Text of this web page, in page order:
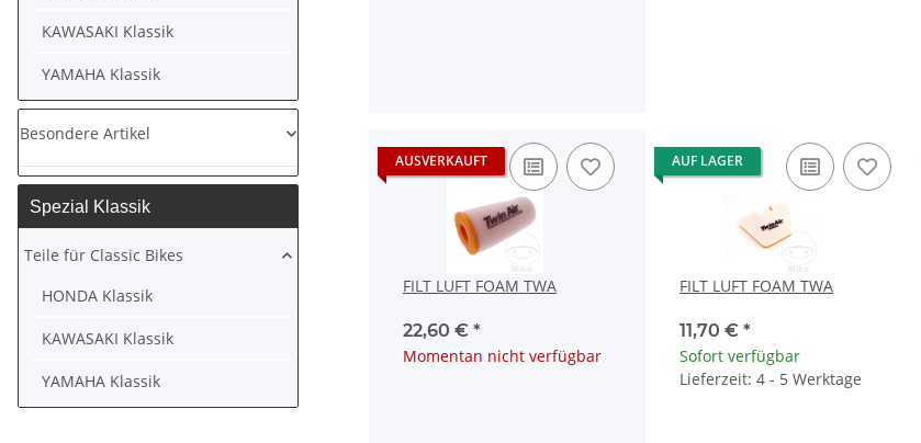
AUSVERKAUFT
FILT LUFT FOAM TWA
22,60 € *
Momentan nicht verfügbar
AUF LAGER
FILT LUFT FOAM TWA
11,70 € *
Sofort verfügbar
Lieferzeit: 4 - 5 Werktage
KAWASAKI Klassik
YAMAHA Klassik
Besondere Artikel
Spezial Klassik
Teile für Classic Bikes
HONDA Klassik
KAWASAKI Klassik
YAMAHA Klassik